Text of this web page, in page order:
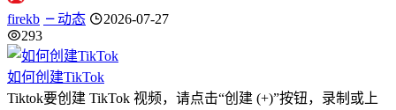
firekb 动态
2026-07-27
293
如何创建TikTok
Tiktok要创建 TikTok 视频，请点击“创建 (+)”按钮，录制或上